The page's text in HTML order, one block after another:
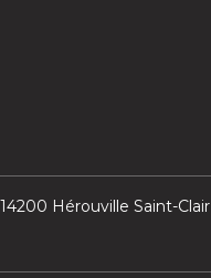
Hérouville Saint-Clair